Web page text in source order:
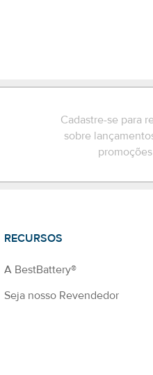
Cadastre-se para
sobre
RECURSOS
A BestBattery®
Seja nosso Revendedor